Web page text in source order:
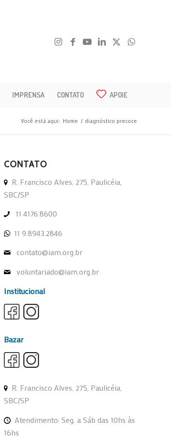
IMPRENSA CONTATO APOIE
Você está aqui: Home / diagnóstico precoce
CONTATO
R. Francisco Alves, 275, Paulicéia,
SBC/SP
11 4176.8600
11 9.8943.2846
contato@iam.org.br
voluntariado@iam.org.br
Institucional
Bazar
R. Francisco Alves, 275, Paulicéia,
SBC/SP
Atendimento: Seg. a Sáb das 10hs às
16hs